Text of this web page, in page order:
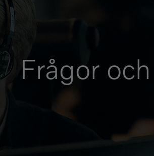
Frågor